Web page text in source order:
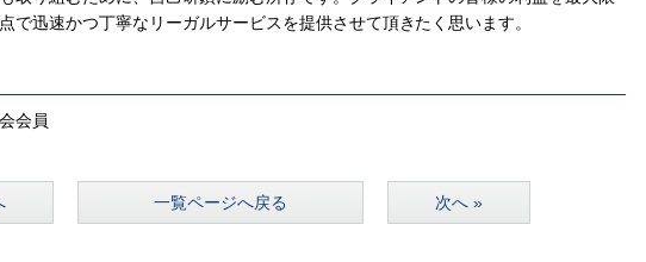
で迅速かつ丁寧なリーガルサービスを提供させて頂きたく思います。
会員
一覧ページへ戻る 次へ »